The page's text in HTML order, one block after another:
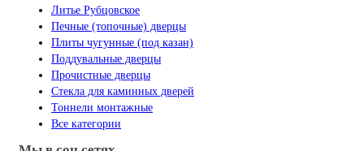
Литье Рубцовское
Печные (топочные) дверцы
Плиты чугунные (под казан)
Поддувальные дверцы
Прочистные дверцы
Стекла для каминных дверей
Тоннели монтажные
Все категории